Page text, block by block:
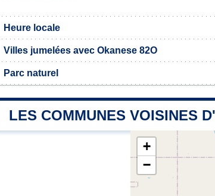
Heure locale
Villes jumelées avec Okanese 82O
Parc naturel
LES COMMUNES VOISINES
+
−